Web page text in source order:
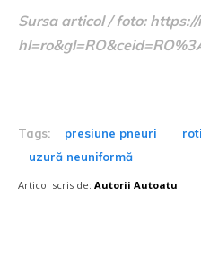
Sursa articol / foto:
Tags: presiune pneuri
uzură neuniformă
Articol scris de: Autorii Autoatu